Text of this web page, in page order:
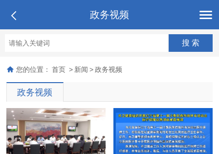
政务视频
您的位置： 首页 > 新闻 > 政务视频
政务视频